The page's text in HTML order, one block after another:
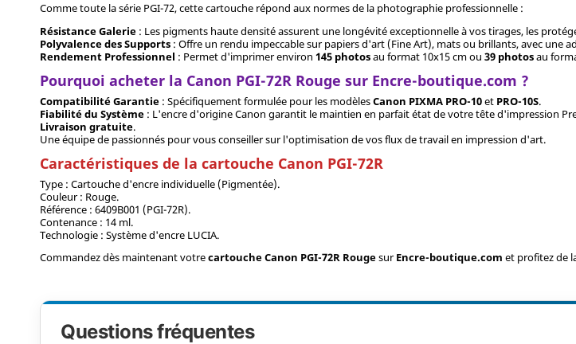
Comme toute la série PGI-72, cette cartouche répond aux normes de la photographie professionnelle :
Résistance Galerie : Les pigments haute densité assurent une longévité exceptionnelle à vos tirages, les
Polyvalence des Supports : Offre un rendu impeccable sur papiers d'art (Fine Art), mats ou brillants, avec une
Rendement Professionnel : Permet d'imprimer environ145 photosau format 10x15 cm ou39 photosau
Pourquoi acheter la Canon PGI-72R Rouge sur Encre-boutique.com ?
Compatibilité Garantie : Spécifiquement formulée pour les modèlesCanon PIXMA PRO-10et PRO-10S.
Fiabilité du Système : L'encre d'origine Canon garantit le maintien en parfait état de votre tête d'impression
Livraison gratuite.
Une équipe de passionnés pour vous conseiller sur l'optimisation de vos flux de travail en impression d'art.
Caractéristiques de la cartouche Canon PGI-72R
Type : Cartouche d'encre individuelle (Pigmentée).
Couleur : Rouge.
Référence : 6409B001 (PGI-72R).
Contenance : 14 ml.
Technologie : Système d'encre LUCIA.
Commandez dès maintenant votrecartouche Canon PGI-72R RougesurEncre-boutique.com et profitez de
Questions fréquentes